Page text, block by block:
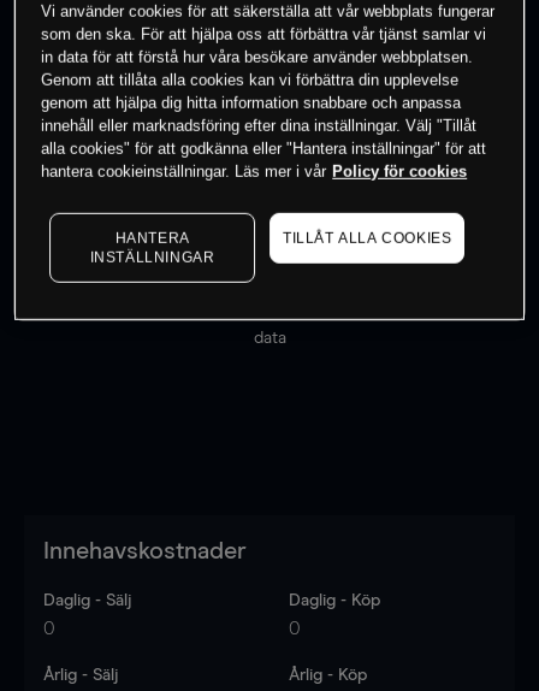
0% av kunderna har enposition i detta
instrument
Börja handla
Priserna är endast vägledande.
data
Innehavskostnader
Daglig - Sälj
0
Daglig - Köp
0
Årlig - Sälj Årlig - Köp
Vi använder cookies för att säkerställa att vår webbplats fungerar
som den ska. För att hjälpa oss att förbättra vår tjänst samlar vi
in data för att förstå hur våra besökare använder webbplatsen.
Genom att tillåta alla cookies kan vi förbättra din upplevelse
genom att hjälpa dig hitta information snabbare och anpassa
innehåll eller marknadsföring efter dina inställningar. Välj "Tillåt
alla cookies" för att godkänna eller "Hantera inställningar" för att
hantera cookieinställningar. Läs mer i vår Policy för cookies
HANTERA
INSTÄLLNINGAR
TILLÅT ALLA COOKIES